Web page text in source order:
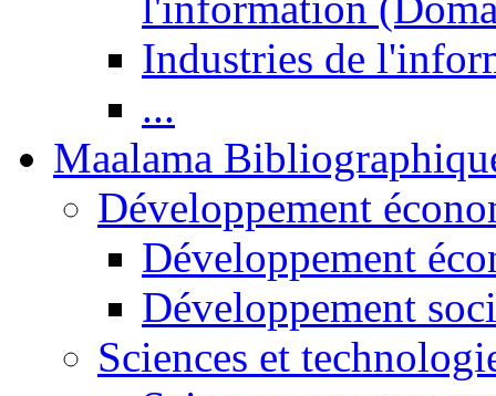
Industries de
...
Maalama
Développement
Développement
Développement
Sciences et